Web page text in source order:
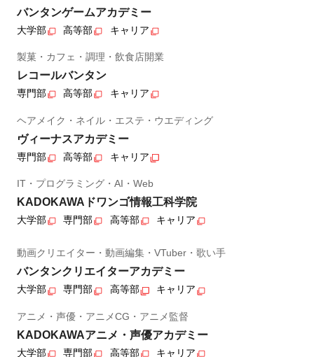
バンタンゲームアカデミー
大学部 高等部 キャリア
製菓・カフェ・調理・飲食店開業
レコールバンタン
専門部 高等部 キャリア
ヘアメイク・ネイル・エステ・ウエディング
ヴィーナスアカデミー
専門部 高等部 キャリア
IT・プログラミング・AI・Web
KADOKAWAドワンゴ情報工科学院
大学部 専門部 高等部 キャリア
動画クリエイター・動画編集・VTuber・歌い手
バンタンクリエイターアカデミー
大学部 専門部 高等部 キャリア
アニメ・声優・アニメCG・アニメ監督
KADOKAWAアニメ・声優アカデミー
大学部 専門部 高等部 キャリア